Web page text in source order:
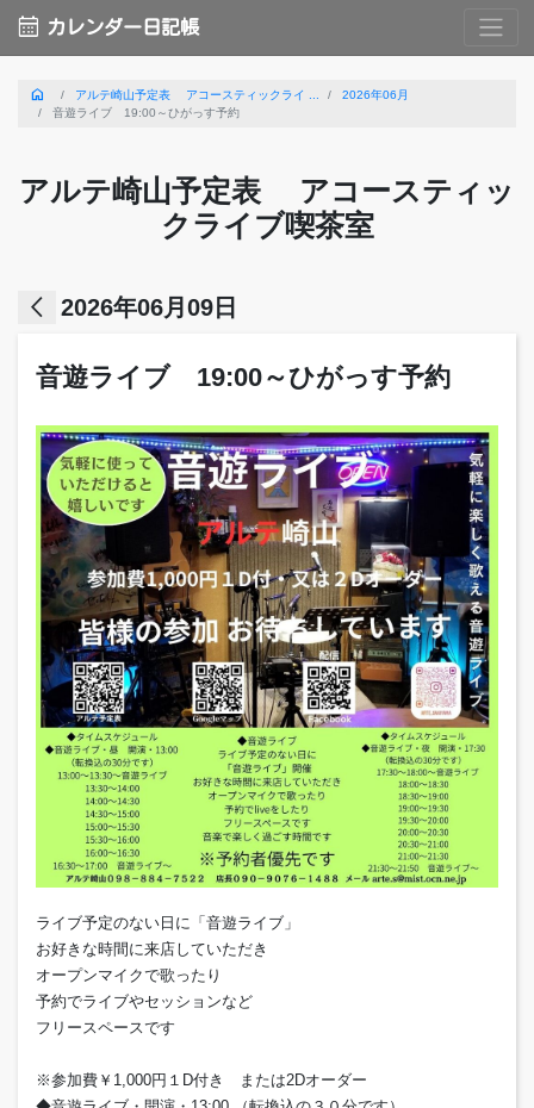
calendar_month カレンダー日記帳
home アルテ崎山予定表 アコースティックライ ...
2026年06月
音遊ライブ 19:00～ひがっす予約
アルテ崎山予定表 アコースティッ
クライブ喫茶室
arrow_back_ios 2026年06月09日
音遊ライブ 19:00～ひがっす予約
ライブ予定のない日に「音遊ライブ」
お好きな時間に来店していただき
オープンマイクで歌ったり
予約でライブやセッションなど
フリースペースです
※参加費￥1,000円１D付き または2Dオーダー